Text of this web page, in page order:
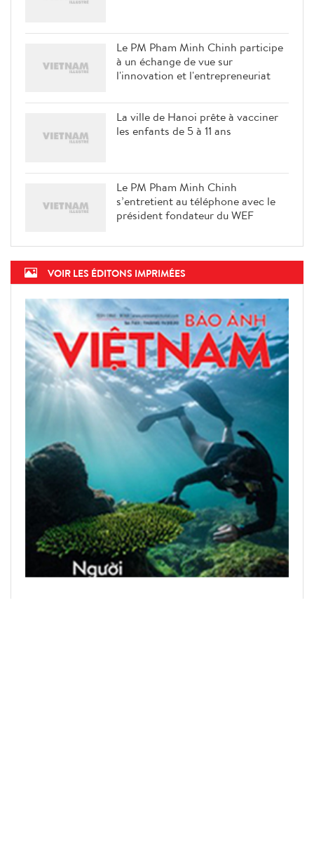
Le PM Pham Minh Chinh participe
à un échange de vue sur
l'innovation et l'entrepreneuriat
La ville de Hanoi prête à vacciner
les enfants de 5 à 11 ans
Le PM Pham Minh Chinh
s’entretient au téléphone avec le
président fondateur du WEF
VOIR LES ÉDITONS IMPRIMÉES